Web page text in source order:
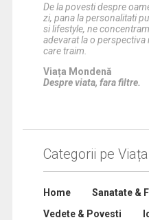
De la povesti despre
zi, pana la personalitati
si lifestyle, ne
adevarat la o perspectiva
care traim.
Viața Mondenă
Despre viata, fara filtre.
Categorii pe
Home
Sanatate &
Vedete & Povesti